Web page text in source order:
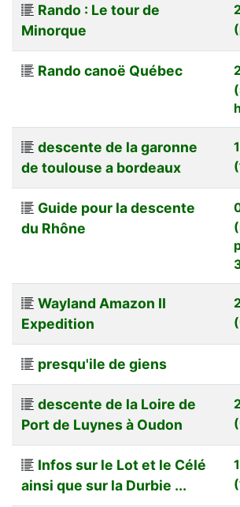
Rando : Le tour de
Minorque
Rando canoë Québec
descente de la garonne
de toulouse a bordeaux
Guide pour la descente
du Rhône
Wayland Amazon II
Expedition
presqu'ile de giens
descente de la Loire de
Port de Luynes à Oudon
Infos sur le Lot et le Célé
ainsi que sur la Durbie ...